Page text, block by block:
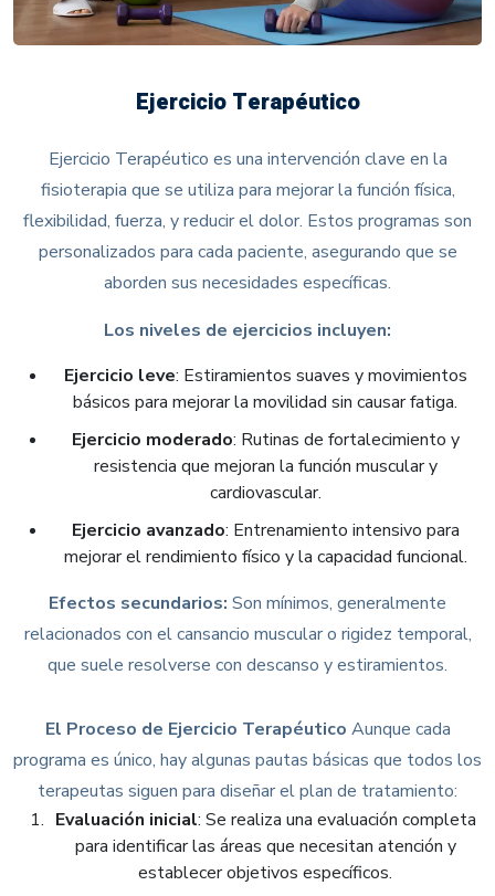
Ejercicio Terapéutico
Ejercicio Terapéutico es una intervención clave en la
fisioterapia que se utiliza para mejorar la función física,
flexibilidad, fuerza, y reducir el dolor. Estos programas son
personalizados para cada paciente, asegurando que se
aborden sus necesidades específicas.
Los niveles de ejercicios incluyen:
Ejercicio leve: Estiramientos suaves y movimientos
básicos para mejorar la movilidad sin causar fatiga.
Ejercicio moderado: Rutinas de fortalecimiento y
resistencia que mejoran la función muscular y
cardiovascular.
Ejercicio avanzado: Entrenamiento intensivo para
mejorar el rendimiento físico y la capacidad funcional.
Efectos secundarios: Son mínimos, generalmente
relacionados con el cansancio muscular o rigidez temporal,
que suele resolverse con descanso y estiramientos.
El Proceso de Ejercicio Terapéutico Aunque cada
programa es único, hay algunas pautas básicas que todos los
terapeutas siguen para diseñar el plan de tratamiento:
Evaluación inicial: Se realiza una evaluación completa
para identificar las áreas que necesitan atención y
establecer objetivos específicos.